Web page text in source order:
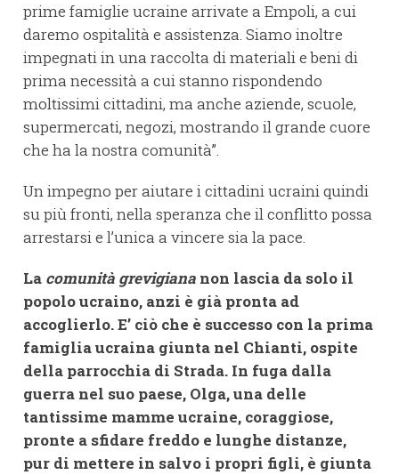
prime famiglie ucraine arrivate a Empoli, a cui
daremo ospitalità e assistenza. Siamo inoltre
impegnati in una raccolta di materiali e beni di
prima necessità a cui stanno rispondendo
moltissimi cittadini, ma anche aziende, scuole,
supermercati, negozi, mostrando il grande cuore
che ha la nostra comunità”.
Un impegno per aiutare i cittadini ucraini quindi
su più fronti, nella speranza che il conflitto possa
arrestarsi e l’unica a vincere sia la pace.
La comunità grevigiana non lascia da solo il
popolo ucraino, anzi è già pronta ad
accoglierlo. E’ ciò che è successo con la prima
famiglia ucraina giunta nel Chianti, ospite
della parrocchia di Strada. In fuga dalla
guerra nel suo paese, Olga, una delle
tantissime mamme ucraine, coraggiose,
pronte a sfidare freddo e lunghe distanze,
pur di mettere in salvo i propri figli, è giunta